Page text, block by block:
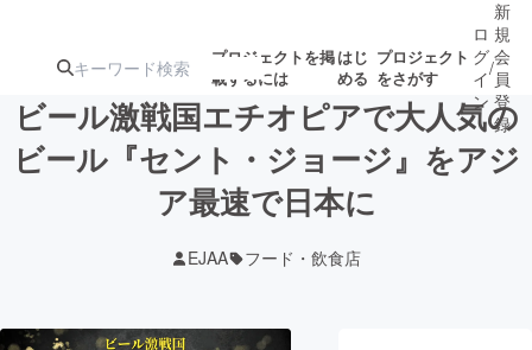
プロジェクトを掲
載するには
はじ
める
プロジェクト
をさがす
注目のリ 注目の新着プロ 募集終了が近いプ
ロ
グ
イ
ン
/
新
規
会
員
登
録
ビール激戦国エチオピアで大人気の
ビール『セント・ジョージ』をアジ
ア最速で日本に
EJAA フード・飲食店